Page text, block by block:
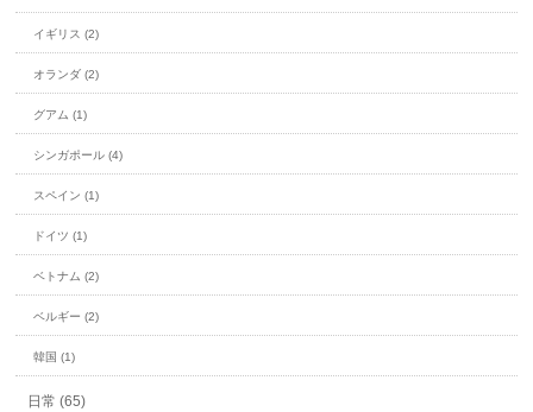
イギリス (2)
オランダ (2)
グアム (1)
シンガポール (4)
スペイン (1)
ドイツ (1)
ベトナム (2)
ベルギー (2)
韓国 (1)
日常 (65)